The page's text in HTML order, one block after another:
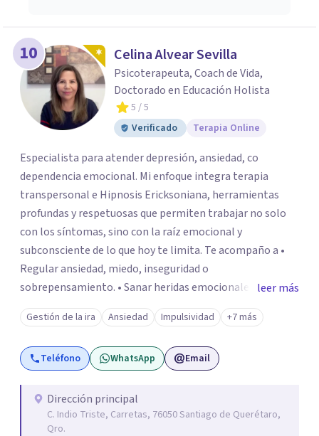
10 Celina Alvear Sevilla
Psicoterapeuta, Coach de Vida,
Doctorado en Educación Holista
5 / 5
Verificado
Terapia Online
Especialista para atender depresión, ansiedad, co
dependencia emocional. Mi enfoque integra terapia
transpersonal e Hipnosis Ericksoniana, herramientas
profundas y respetuosas que permiten trabajar no solo
con los síntomas, sino con la raíz emocional y
subconsciente de lo que hoy te limita. Te acompaño a •
Regular ansiedad, miedo, inseguridad o
sobrepensamiento. • Sanar heridas emocionales y
fortalecer tu autoestima. . Comprender por qué repites
ciertos patrones o emociones. Puedes superar lo que te
preocupa y lograr tus objetivos más pronto de lo que
imaginas. Contáctame por Wahtsapp. Puedo ayudarte.
leer más
Gestión de la ira Ansiedad Impulsividad +7 más
Teléfono WhatsApp Email
Dirección principal
C. Indio Triste, Carretas, 76050 Santiago de Querétaro,
Qro.